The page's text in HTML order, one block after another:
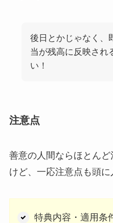
後日とかじゃなく、
当が残高に反映され
い！
注意点
善意の人間ならほとん
けど、一応注意点も頭に
特典内容・適用条